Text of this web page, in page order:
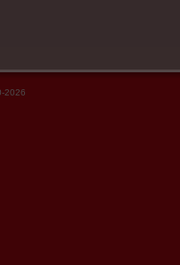
2026